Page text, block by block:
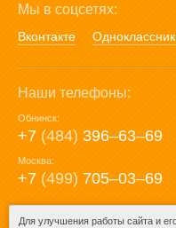
Мы в соцсетях:
Вконтакте
Наши телефоны:
Обнинск:
+7 (484) 396‒63‒69
Москва:
+7 (499) 705‒03‒69
E-mail:
Для улучшения работы сайта и